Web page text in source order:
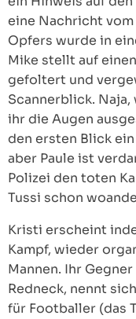
eine Nachricht
Opfers wurde in
Mike stellt auf
gefoltert und
Scannerblick.
ihr die Augen
den ersten Blick ein
aber Paule ist
Polizei den toten
Tussi schon
Kristi erscheint
Kampf, wieder
Mannen. Ihr
Redneck, nennt
für Footballer (das